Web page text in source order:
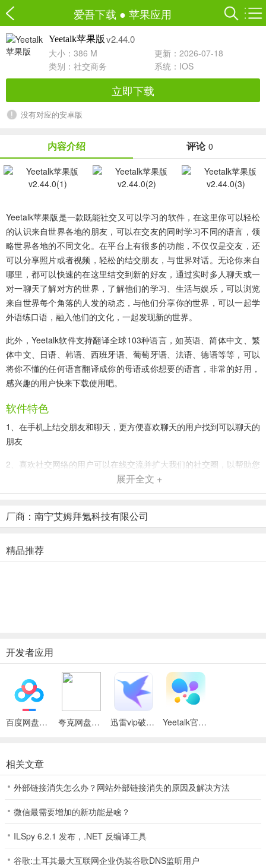
爱吾下载 ● 苹果应用
Yeetalk苹果版 v2.44.0
大小：386 M
更新：2026-07-18
类别： 社交商务 系统：IOS
立即下载
没有对应的安卓版
内容介绍 评论 0
Yeetalk苹果版是一款既能社交又可以学习的软件，在这里你可以轻松
的认识来自世界各地的朋友，可以在交友的同时学习不同的语言，领
略世界各地的不同文化。在平台上有很多的功能，不仅仅是交友，还
可以分享照片或者视频，轻松的结交朋友，与世界对话。无论你来自
哪里，都可以快速的在这里结交到新的好友，通过实时多人聊天或一
对一聊天了解对方的世界，了解他们的学习、生活与娱乐，可以浏览
来自世界每个角落的人发的动态，与他们分享你的世界，可以一起学
外语练口语，融入他们的文化，一起发现新的世界。
此外，Yeetalk软件支持翻译全球103种语言，如英语、简体中文、繁
体中文、日语、韩语、西班牙语、葡萄牙语、法语、德语等等，可以
将你不懂的任何语言翻译成你的母语或你想要的语言，非常的好用，
感兴趣的用户快来下载使用吧。
软件特色
1、在手机上结交朋友和聊天，更方便喜欢聊天的用户找到可以聊天的
朋友
2、喜欢社交网络的用户可以在线交流并扩大我们的社交圈，以帮助您
交互和聊天
化
通，只能发送简单的图片和视频等；
2、在软件的房间页面中，我们需要点击进入到房间中，在房间界面需
要点击申请才能进入到视频或者是语音沟通功能中，需要用户点击聊
天房间中的下方【举手】标志，点击进行申请；
软件亮点
1、翻译工具支持全球103种语言，可以将您不懂的任何语言翻译成您
人交流并与世界交流
3、在Yeetalk中结识来自世界各地的新朋友，学习外语并一起练习英
展开全文 +
厂商：南宁艾姆拜氪科技有限公司
精品推荐
开发者应用
百度网盘绿色免安装Pc电脑版 夸克网盘官方正式版 迅雷vip破解版永久会员2024版 Yeetalk官方版
相关文章
外部链接消失怎么办？网站外部链接消失的原因及解决方法
微信最需要增加的新功能是啥？
ILSpy 6.2.1 发布，.NET 反编译工具
谷歌:土耳其最大互联网企业伪装谷歌DNS监听用户